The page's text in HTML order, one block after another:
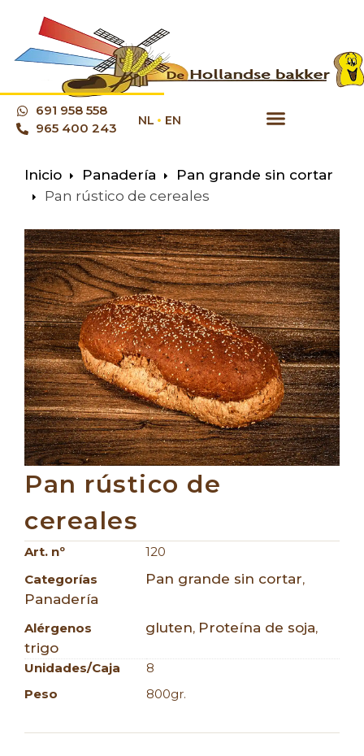
NL EN
691 958 558
965 400 243
Inicio Panadería
Pan grande sin cortar
Pan rústico de cereales
Pan rústico de
cereales
Art. nº
120
Categorías
Pan grande sin cortar,
Panadería
Alérgenos gluten, Proteína de soja,
trigo
Unidades/caja
8
Peso
800gr.